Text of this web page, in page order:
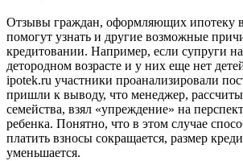
Отзывы граждан, оформляющих ипотеку
помогут узнать и другие возможные
кредитовании. Например, если супруги
детородном возрасте и у них еще нет
ipotek.ru участники проанализировали
пришли к выводу, что менеджер,
семейства, взял «упреждение» на
ребенка. Понятно, что в этом случае
платить взносы сокращается, размер
уменьшается.